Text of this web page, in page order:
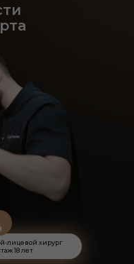
лицевой хирург
18 лет